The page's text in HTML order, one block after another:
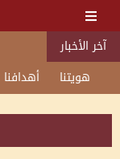
آخر الأخبار
هويتنا
أهدافنا